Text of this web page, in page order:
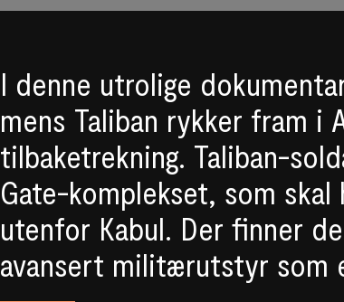
I denne utrolige
mens Taliban rykker fram i
tilbaketrekning. Taliban-
Gate-komplekset, som
utenfor Kabul. Der finner
avansert militærutstyr som